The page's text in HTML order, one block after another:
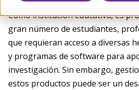
Como institución educativa, es
gran número de estudiantes,
que requieran acceso a diversas
y programas de software para
investigación. Sin embargo,
estos productos puede ser un